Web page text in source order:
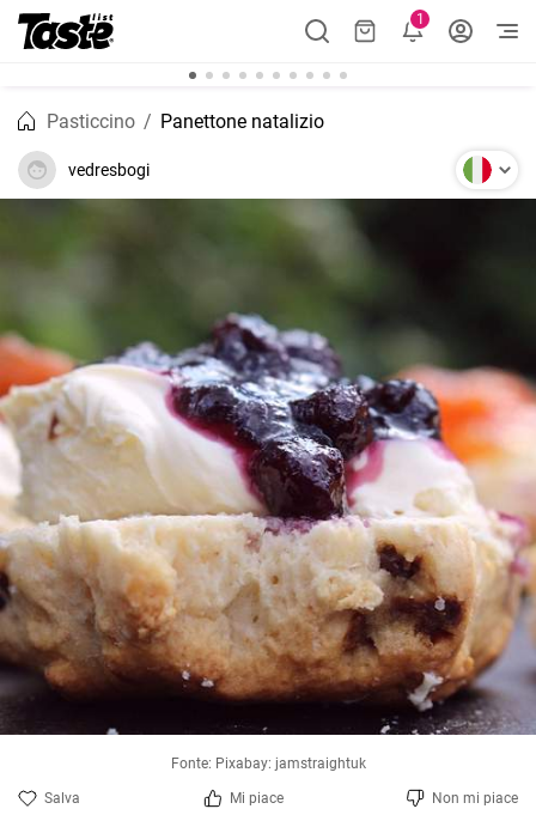
1
Pasticcino Panettone natalizio
vedresbogi
Fonte: Pixabay: jamstraightuk
Salva Mi piace Non mi piace